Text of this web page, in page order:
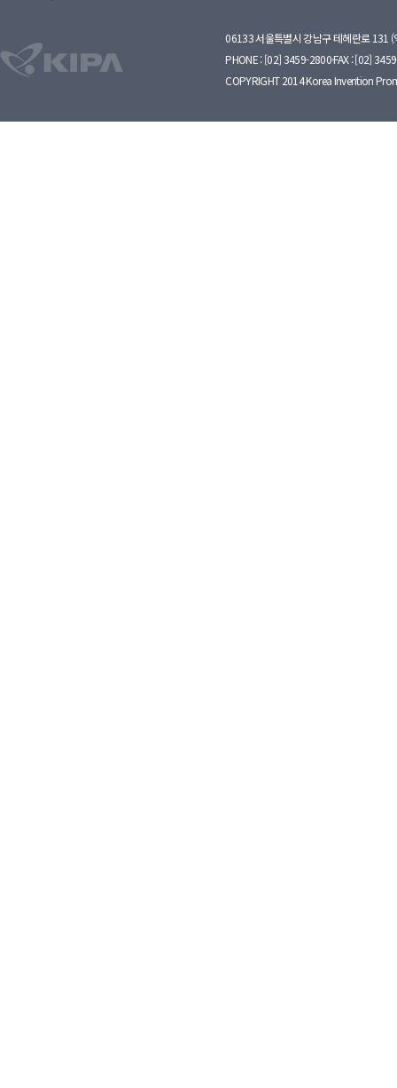
06133 서울특별시 강남구 테헤란로 131 (
PHONE : [02] 3459-2800·FAX : [02]
COPYRIGHT 2014 Korea Invention